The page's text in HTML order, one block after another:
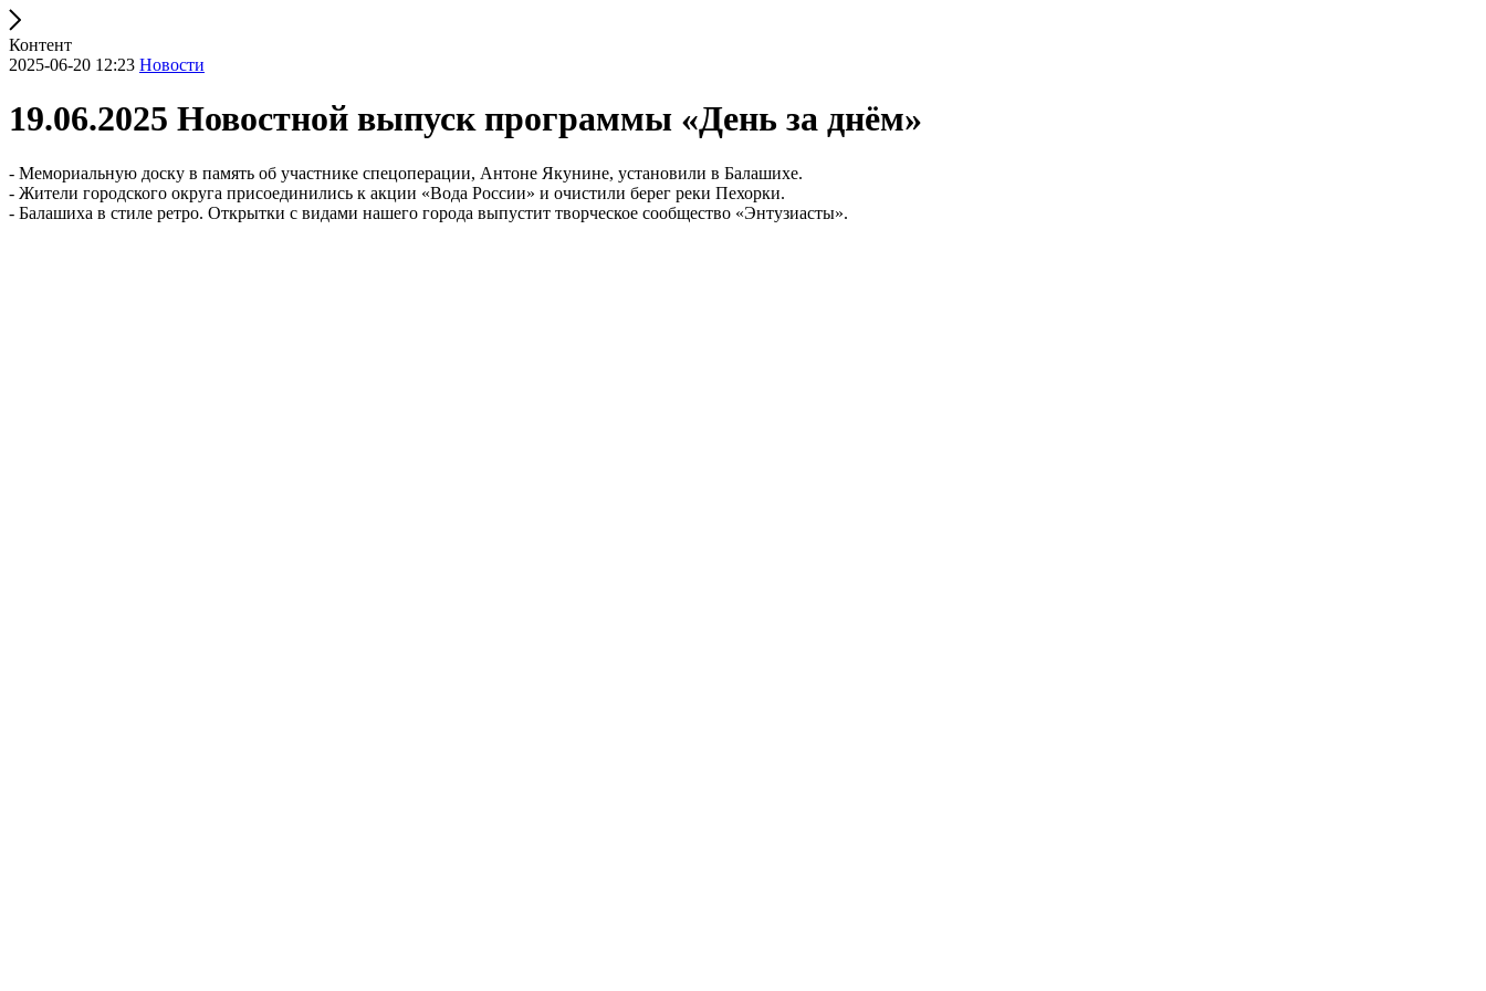
Контент
2025-06-20 12:23 Новости
19.06.2025 Новостной выпуск программы «День за днём»
- Мемориальную доску в память об участнике спецоперации, Антоне Якунине, установили в Балашихе.
- Жители городского округа присоединились к акции «Вода России» и очистили берег реки Пехорки.
- Балашиха в стиле ретро. Открытки с видами нашего города выпустит творческое сообщество «Энтузиасты».